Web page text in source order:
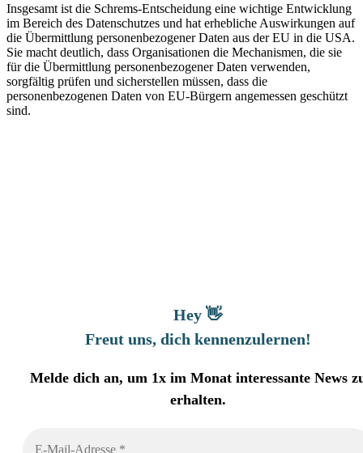
Insgesamt ist die Schrems-Entscheidung eine wichtige Entwicklung
im Bereich des Datenschutzes und hat erhebliche Auswirkungen auf
die Übermittlung personenbezogener Daten aus der EU in die USA.
Sie macht deutlich, dass Organisationen die Mechanismen, die sie
für die Übermittlung personenbezogener Daten verwenden,
sorgfältig prüfen und sicherstellen müssen, dass die
personenbezogenen Daten von EU-Bürgern angemessen geschützt
sind.
Hey 👋
Freut uns, dich kennenzulernen!
Melde dich an, um 1x im Monat interessante News
erhalten.